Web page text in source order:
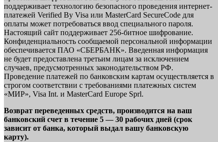
поддерживает технологию безопасного проведения интернет-
платежей Verified By Visa или MasterCard SecureCode для
оплаты может потребоваться ввод специального пароля.
Настоящий сайт поддерживает 256-битное шифрование.
Конфиденциальность сообщаемой персональной информации
обеспечивается ПАО «СБЕРБАНК». Введенная информация
не будет предоставлена третьим лицам за исключением
случаев, предусмотренных законодательством РФ.
Проведение платежей по банковским картам осуществляется в
строгом соответствии с требованиями платежных систем
«МИР», Visa Int. и MasterCard Europe Sprl.
Возврат переведенных средств, производится на ваш
банковский счет в течение 5 — 30 рабочих дней (срок
зависит от банка, который выдал вашу банковскую
карту).